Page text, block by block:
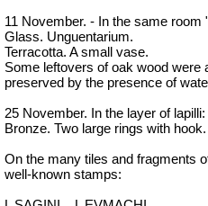
11 November. - In the same room
Glass. Unguentarium.
Terracotta. A small vase.
Some leftovers of oak wood were
preserved by the presence of
25 November. In the layer of lapilli:
Bronze. Two large rings with hook.
On the many tiles and fragments
well-known stamps: